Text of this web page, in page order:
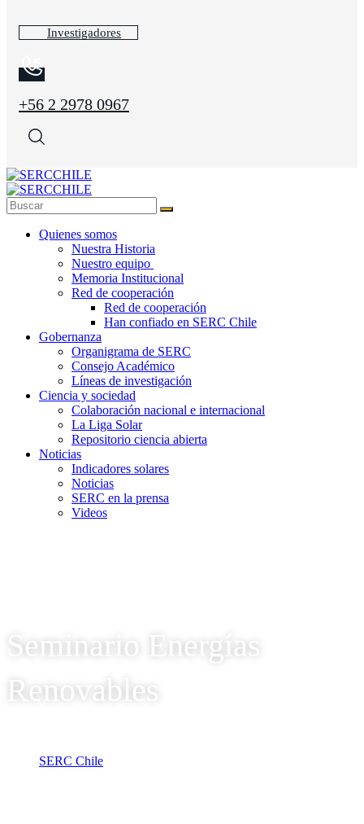
Investigadores
+56 2 2978 0967
Quienes somos
Nuestra Historia
Nuestro equipo
Memoria Institucional
Red de cooperación
Red de cooperación
Han confiado en SERC Chile
Gobernanza
Organigrama de SERC
Consejo Académico
Líneas de investigación
Ciencia y sociedad
Colaboración nacional e internacional
La Liga Solar
Repositorio ciencia abierta
Noticias
Indicadores solares
Noticias
SERC en la prensa
Videos
Seminario Energías
Renovables
SERC Chile